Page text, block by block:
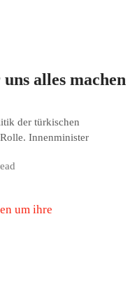
alles machen
der türkischen
Innenminister